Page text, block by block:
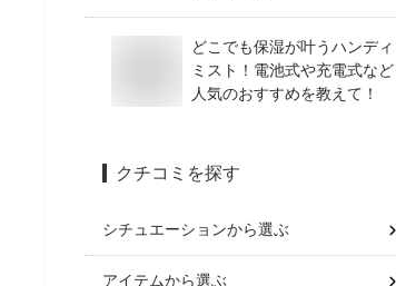
どこでも保湿が叶うハンディ
ミスト！電池式や充電式など
人気のおすすめを教えて！
クチコミを探す
シチュエーションから選ぶ
アイテムから選ぶ